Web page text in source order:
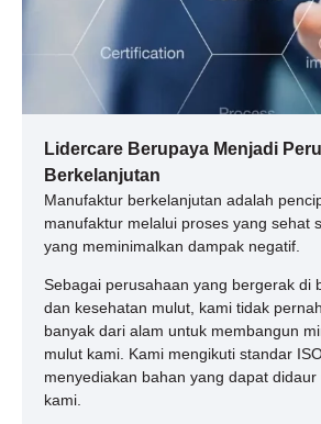
Lidercare Berupaya Menjadi
Berkelanjutan
Manufaktur berkelanjutan adalah
manufaktur melalui proses yang sehat
yang meminimalkan dampak negatif.
Sebagai perusahaan yang bergerak di
dan kesehatan mulut, kami tidak
banyak dari alam untuk membangun
mulut kami. Kami mengikuti standar
menyediakan bahan yang dapat
kami.